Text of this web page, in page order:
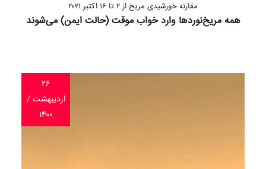
مقارنه خورشیدی مریخ از ۲ تا ۱۶ اکتبر ۲۰۲۱
همه مریخ‌نوردها وارد خواب موقت (حالت ایمن) می‌شوند
۲۶
اردیبهشت /
۱۴۰۰